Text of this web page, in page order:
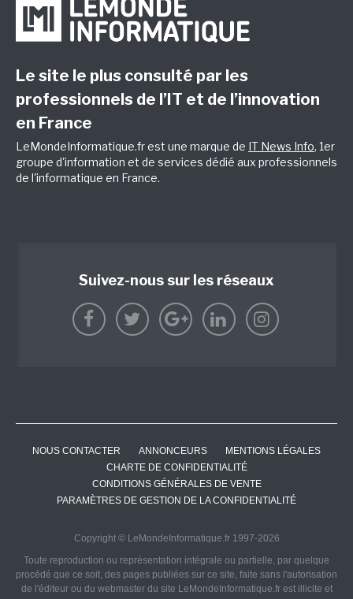
Le site le plus consulté par les
professionnels de l’IT et de l’innovation
en France
LeMondeInformatique.fr est une marque de IT News Info, 1er
groupe d'information et de services dédié aux professionnels
de l'informatique en France.
Suivez-nous sur les réseaux
NOUS CONTACTER ANNONCEURS
MENTIONS LÉGALES
CHARTE DE CONFIDENTIALITÉ
CONDITIONS GÉNÉRALES DE VENTE
PARAMÈTRES DE GESTION DE LA CONFIDENTIALITÉ
Copyright © LeMondeInformatique.fr 1997-2026
Toute reproduction ou représentation intégrale ou partielle, par quelque
procédé que ce soit, des pages publiées sur ce site, faite sans l'autorisation
de l'éditeur ou du webmaster du site LeMondeInformatique.fr est illicite et